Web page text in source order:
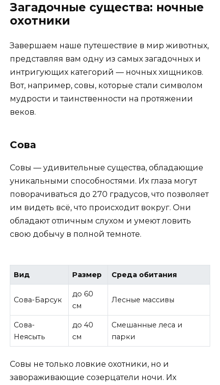
Загадочные существа: ночные
охотники
Завершаем наше путешествие в мир животных,
представляя вам одну из самых загадочных и
интригующих категорий — ночных хищников.
Вот, например, совы, которые стали символом
мудрости и таинственности на протяжении
веков.
Сова
Совы — удивительные существа, обладающие
уникальными способностями. Их глаза могут
поворачиваться до 270 градусов, что позволяет
им видеть всё, что происходит вокруг. Они
обладают отличным слухом и умеют ловить
свою добычу в полной темноте.
Вид Размер Среда обитания
Сова-Барсук
до 60
см
Лесные массивы
Сова-
Неясыть
до 40
см
Смешанные леса и
парки
Совы не только ловкие охотники, но и
завораживающие созерцатели ночи. Их